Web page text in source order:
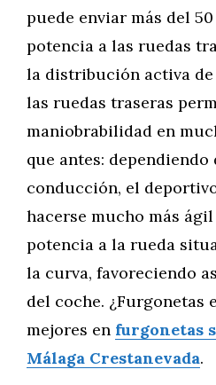
puede enviar más del
potencia a las ruedas
la distribución activa
las ruedas traseras
maniobrabilidad en
que antes: dependiendo
conducción, el
hacerse mucho más
potencia a la rueda
la curva, favoreciendo
del coche. ¿Furgonetas
mejores en furgonetas
Málaga Crestanevada.